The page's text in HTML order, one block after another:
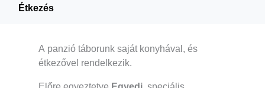
Étkezés
А panzió táborunk saját konyhával, és
étkezővel rendelkezik.